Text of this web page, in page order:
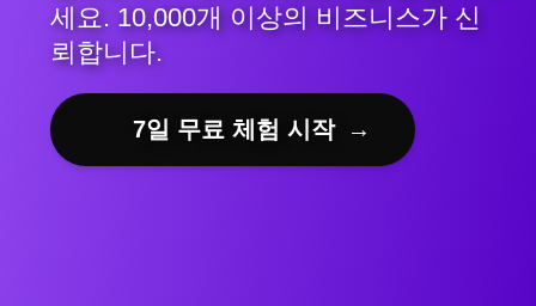
세요. 10,000개 이상의 비즈니스가 신
뢰합니다.
7일 무료 체험 시작 →